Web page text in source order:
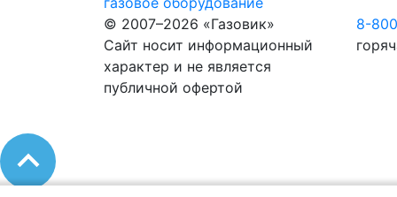
© 2007–2026 «Газовик»
Сайт носит информационный
характер и не является
публичной офертой
8-